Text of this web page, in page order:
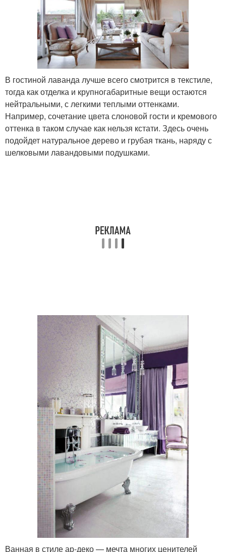
В гостиной лаванда лучше всего смотрится в текстиле,
тогда как отделка и крупногабаритные вещи остаются
нейтральными, с легкими теплыми оттенками.
Например, сочетание цвета слоновой гости и кремового
оттенка в таком случае как нельзя кстати. Здесь очень
подойдет натуральное дерево и грубая ткань, наряду с
шелковыми лавандовыми подушками.
Ванная в стиле ар-деко — мечта многих ценителей